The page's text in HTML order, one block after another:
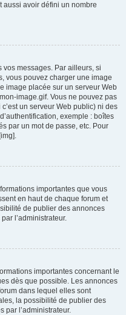
aussi avoir défini un nombre
messages. Par ailleurs, si
vous pouvez charger une image
image placée sur un serveur Web
image.gif. Vous ne pouvez pas
un serveur Web public) ni des
exemple : boîtes
par un mot de passe, etc. Pour
importantes que vous
en haut de chaque forum et
de publier des annonces
l’administrateur.
importantes concernant le
dès que possible. Les annonces
dans lequel elles sont
la possibilité de publier des
par l’administrateur.